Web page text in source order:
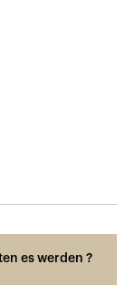
es werden ?